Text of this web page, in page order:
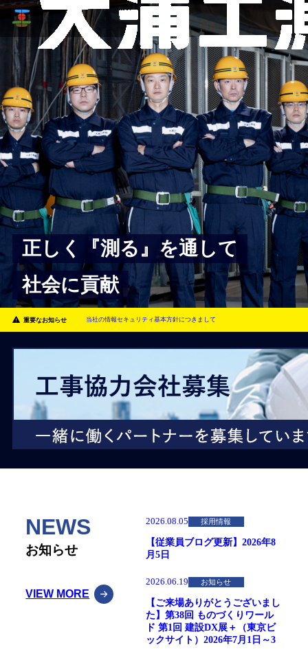
正しく『測る』を通して
社会に貢献
重要なお知らせ 当社の情報セキュリティ基本方針につきまして
NEWS
お知らせ
VIEW MORE
2026.08.05 採用情報
【従業員ブログ更新】2026年8
月5日
2026.06.19 お知らせ
【ご来場ありがとうございまし
た】第38回 ものづくりワール
ド 第1回 建設DX展＋（東京ビ
ックサイト）2026年7月1日～3